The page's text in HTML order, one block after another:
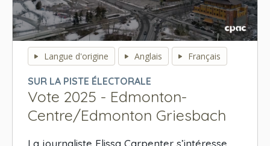
seconds
seconds
Langue d'origine Anglais Français
SUR LA PISTE ÉLECTORALE
Vote 2025 - Edmonton-
Centre/Edmonton Griesbach
La journaliste Elissa Carpenter s’intéresse